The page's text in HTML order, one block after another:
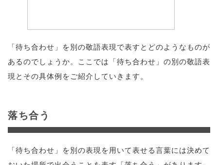
「待ち合わせ」を別の敬語表現で表すとどのようなものが
あるのでしょうか。ここでは「待ち合わせ」の別の敬語表
現とその具体例をご紹介していきます。
落ち合う
「待ち合わせ」を別の表現を用いて表せる言葉には決めて